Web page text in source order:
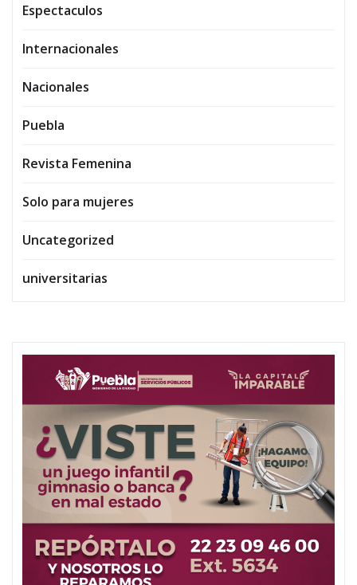
Espectaculos
Internacionales
Nacionales
Puebla
Revista Femenina
Solo para mujeres
Uncategorized
universitarias